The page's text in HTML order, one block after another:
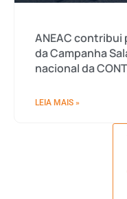
ANEAC contribui
da Campanha
nacional da
LEIA MAIS »